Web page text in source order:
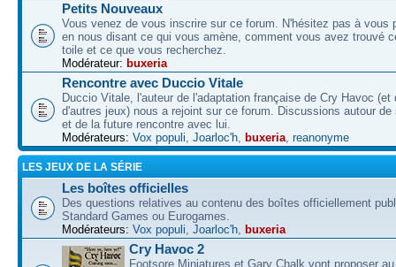
Petits Nouveaux
Vous venez de vous inscrire sur ce forum. N'hésitez pas à vous
en nous disant ce qui vous amène, comment vous avez trouvé
toile et ce que vous recherchez.
Modérateur: buxeria
Rencontre avec Duccio Vitale
Duccio Vitale, l'auteur de l'adaptation française de Cry Havoc (et
d'autres jeux) nous a rejoint sur ce forum. Discussions autour de
et de la future rencontre avec lui.
Modérateurs: Vox populi, Joarloc'h, buxeria, reanonyme
LES JEUX DE LA SÉRIE
Les boîtes officielles
Des questions relatives au contenu des boîtes officiellement
Standard Games ou Eurogames.
Modérateurs: Vox populi, Joarloc'h, buxeria
Cry Havoc 2
Footsore Miniatures et Gary Chalk vont proposer